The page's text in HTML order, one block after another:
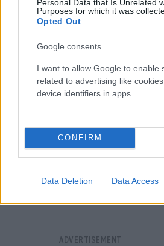
Personal Data that Is Unrelated
Purposes for which it was
Opted Out
Google consents
I want to allow Google to enable
related to advertising like
device identifiers in apps.
CONFIRM
Data Deletion Data Access
Αττική Οδόσύμφωνα με
διαχειρίστριας εταιρείας.